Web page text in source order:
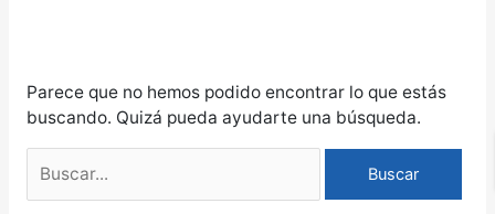
Parece que no hemos podido encontrar lo que estás
buscando. Quizá pueda ayudarte una búsqueda.